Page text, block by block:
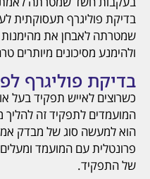
בדיקת פוליגרף תעסוקתית
שמטרתה לאבחן את
ולהימנע מסיכונים
בדיקת פוליגרף
כשרוצים לאייש תפקיד בעל
המועמדים לתפקיד זה להליך
הוא למעשה סוג של מבדק
פרונטלית עם המועמד ומעלים
של התפקיד.